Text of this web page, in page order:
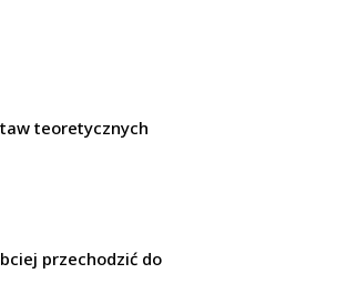
teoretycznych
przechodzić do